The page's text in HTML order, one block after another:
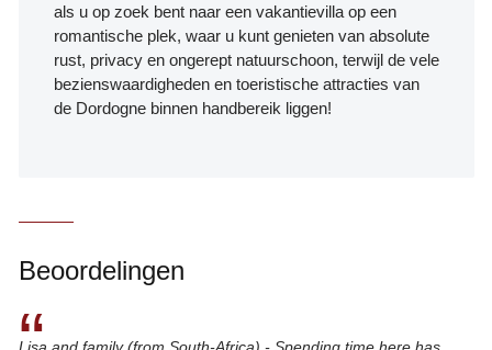
als u op zoek bent naar een vakantievilla op een
romantische plek, waar u kunt genieten van absolute
rust, privacy en ongerept natuurschoon, terwijl de vele
bezienswaardigheden en toeristische attracties van
de Dordogne binnen handbereik liggen!
Beoordelingen
Lisa and family (from South-Africa) - Spending time here has